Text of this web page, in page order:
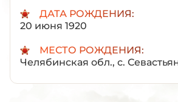
ДАТА РОЖДЕНИЯ:
20 июня 1920
МЕСТО РОЖДЕНИЯ:
Челябинская обл., с.